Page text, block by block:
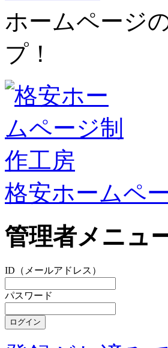
ホームページ
プ！
格安ホームペ
管理者メニュ
ID（メールアドレス）
パスワード